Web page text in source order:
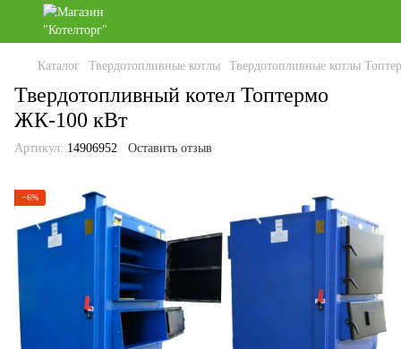
Каталог Твердотопливные котлы Твердотопливные котлы
Твердотопливный котел Топтермо
ЖК-100 кВт
Артикул: 14906952 Оставить отзыв
−6%